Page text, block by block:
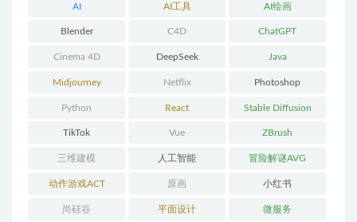
AI AI工具 AI绘画
Blender C4D ChatGPT
Cinema 4D DeepSeek Java
Midjourney Netflix Photoshop
Python React Stable Diffusion
TikTok Vue ZBrush
三维建模 人工智能 冒险解谜AVG
动作游戏ACT 原画 小红书
尚硅谷 平面设计 微服务